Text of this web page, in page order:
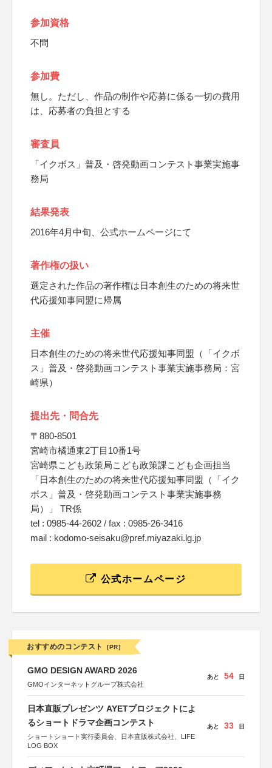
参加資格
不問
参加費
無し。ただし、作品の制作や応募に係る一切の費用
は、応募者の負担とする
審査員
「イクボス」普及・啓発動画コンテスト事業実施事
務局
結果発表
2016年4月中旬、公式ホームページにて
著作権の扱い
選定された作品の著作権は日本創生のための将来世
代応援知事同盟に帰属
主催
日本創生のための将来世代応援知事同盟（「イクボ
ス」普及・啓発動画コンテスト事業実施事務局：宮
崎県）
提出先・問合先
〒880-8501
宮崎市橘通東2丁目10番1号
宮崎県こども政策局こども政策課こども企画担当
「日本創生のための将来世代応援知事同盟（「イク
ボス」普及・啓発動画コンテスト事業実施事務
局）」 TR係
tel : 0985-44-2602 / fax : 0985-26-3416
mail : kodomo-seisaku@pref.miyazaki.lg.jp
公式ホームページ
おすすめのコンテスト [PR]
GMO DESIGN AWARD 2026
GMOインターネットグループ株式会社
あと 54 日
日本直販プレゼンツ AYETプロジェクトによ
るショートドラマ企画コンテスト
ショートショート実行委員会、日本直販株式会社、LIFE
LOG BOX
あと 33 日